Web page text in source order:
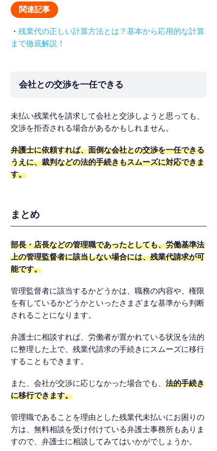
関連記事
・残業代の正しい計算方法とは？基本から応用的な計算
まで徹底解説！
会社との交渉を一任できる
未払い残業代を請求して会社と交渉しようと思っても、
交渉を拒否される場合があるかもしれません。
弁護士に依頼すれば、面倒な会社との交渉を一任できる
うえに、裁判などの法的手続きもスムーズに対応できま
す。
まとめ
部長・店長などの管理職であったとしても、労働基準法
上の管理監督者に該当しない場合には、残業代請求が可
能です。
管理監督者に該当するかどうかは、職務の内容や、権限
を有しているかどうかといったさまざまな基準から判断
されることになります。
弁護士に相談すれば、労働者が置かれている状況を法的
に整理した上で、残業代請求の手続きにスムーズに移行
することもできます。
また、会社が交渉に応じなかった場合でも、法的手続き
に移行できます。
管理職であることを理由とした残業代未払いにお困りの
方は、無料相談を受け付けている弁護士事務所もありま
すので、弁護士に相談してみてはいかがでしょうか。